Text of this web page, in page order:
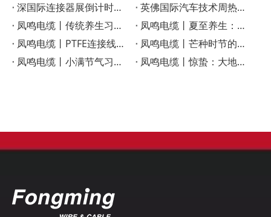
深国际连接器展倒计时！凤鸣电缆特种线缆解决方案助力智慧工业
英佛国际汽车技术周热议——凤鸣电缆如何成为智能汽车的“隐形助手”？
凤鸣电缆丨传统养生习俗：小暑时节的美食与养生之道
凤鸣电缆丨夏至养生：顺应三候，享受健康生活
凤鸣电缆丨PTFE连接线在高温电子应用中的优势
凤鸣电缆丨芒种时节的传统习俗
凤鸣电缆丨小满节气习俗与农事智慧
凤鸣电缆丨惊蛰：大地回春，生机勃勃